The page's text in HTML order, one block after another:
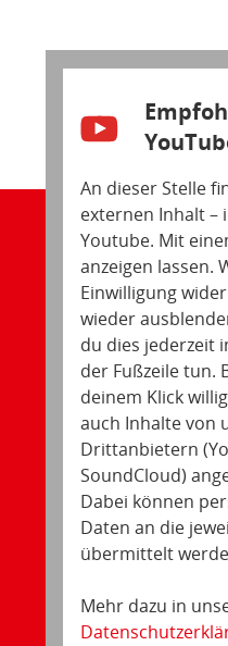
An dieser Stelle
externen Inhalt –
Youtube. Mit
anzeigen lassen.
Einwilligung
wieder
du dies jederzeit
der Fußzeile tun.
deinem Klick
auch Inhalte von
Drittanbietern
SoundCloud)
Dabei können
Daten an die
übermittelt
Mehr dazu in